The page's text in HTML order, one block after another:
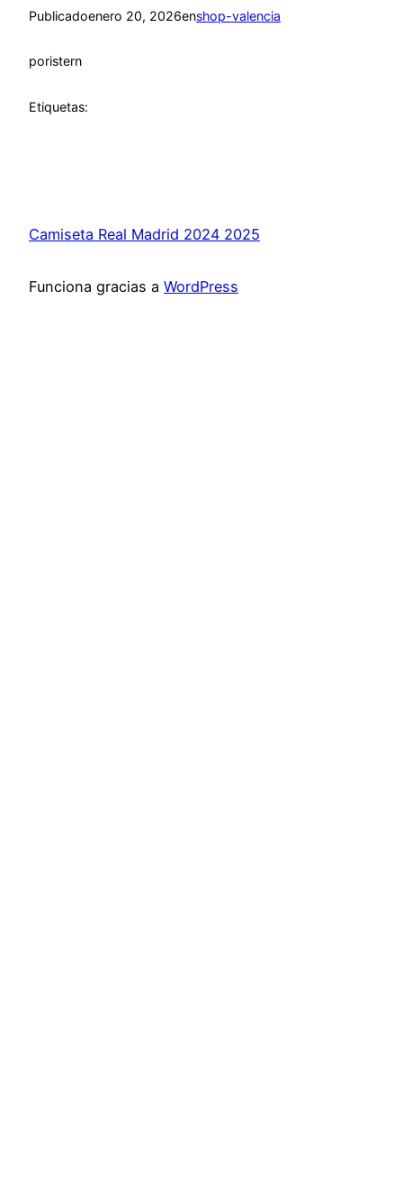
Publicadoenero 20, 2026enshop-valencia
poristern
Etiquetas:
Camiseta Real Madrid 2024 2025
Funciona gracias a WordPress